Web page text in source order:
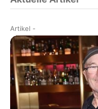
Artikel -